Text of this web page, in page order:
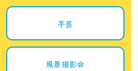
手芸
風景撮影会